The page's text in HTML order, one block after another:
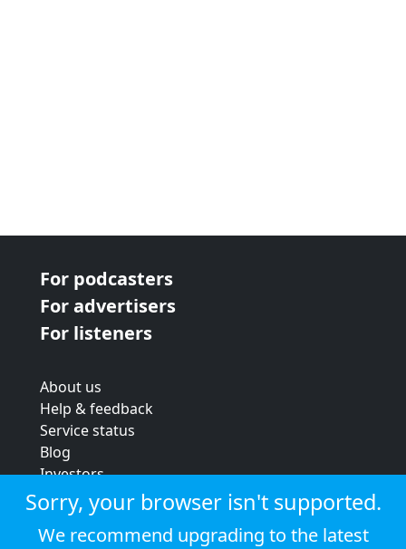
For podcasters
For advertisers
For listeners
About us
Help & feedback
Service status
Blog
Investors
Strategic review
Terms & conditions
Privacy policy
Sorry, your browser isn't supported.
We recommend upgrading to the latest